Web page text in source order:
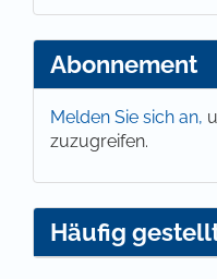
Abonnement
Melden Sie sich an,
zuzugreifen.
Häufig